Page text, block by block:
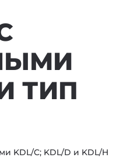
ТИП
KDL/C; KDL/D и KDL/H